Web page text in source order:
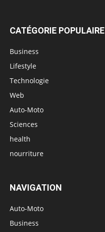
CATÉGORIE POPULAIRE
Business
Lifestyle
Technologie
Web
Auto-Moto
Sciences
health
nourriture
NAVIGATION
Auto-Moto
Business